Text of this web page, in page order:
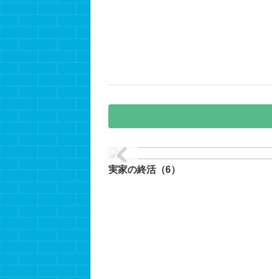
実家の終活（6）